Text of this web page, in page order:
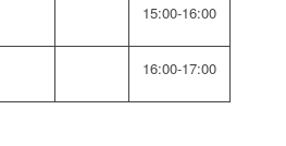
15:00-16:00
16:00-17:00